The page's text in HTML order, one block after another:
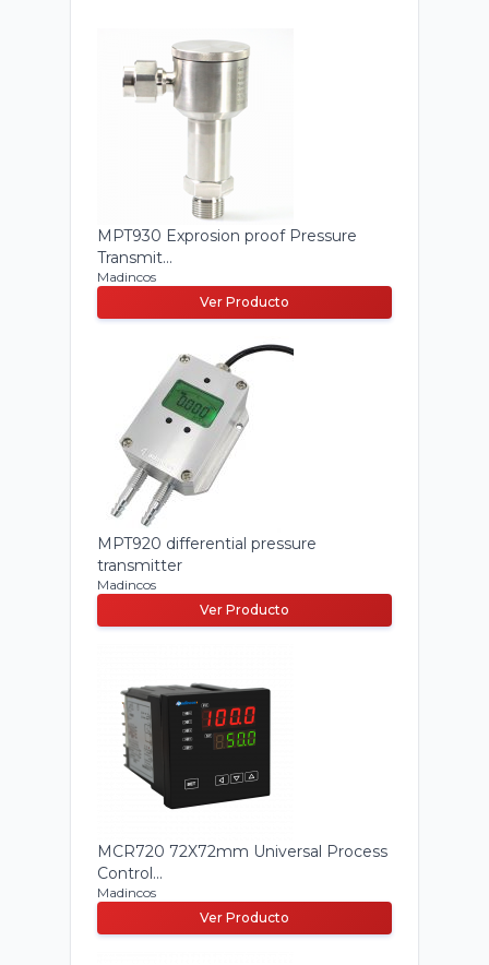
MPT930 Exprosion proof Pressure
Transmit...
Madincos
Ver Producto
MPT920 differential pressure
transmitter
Madincos
Ver Producto
MCR720 72X72mm Universal Process
Control...
Madincos
Ver Producto